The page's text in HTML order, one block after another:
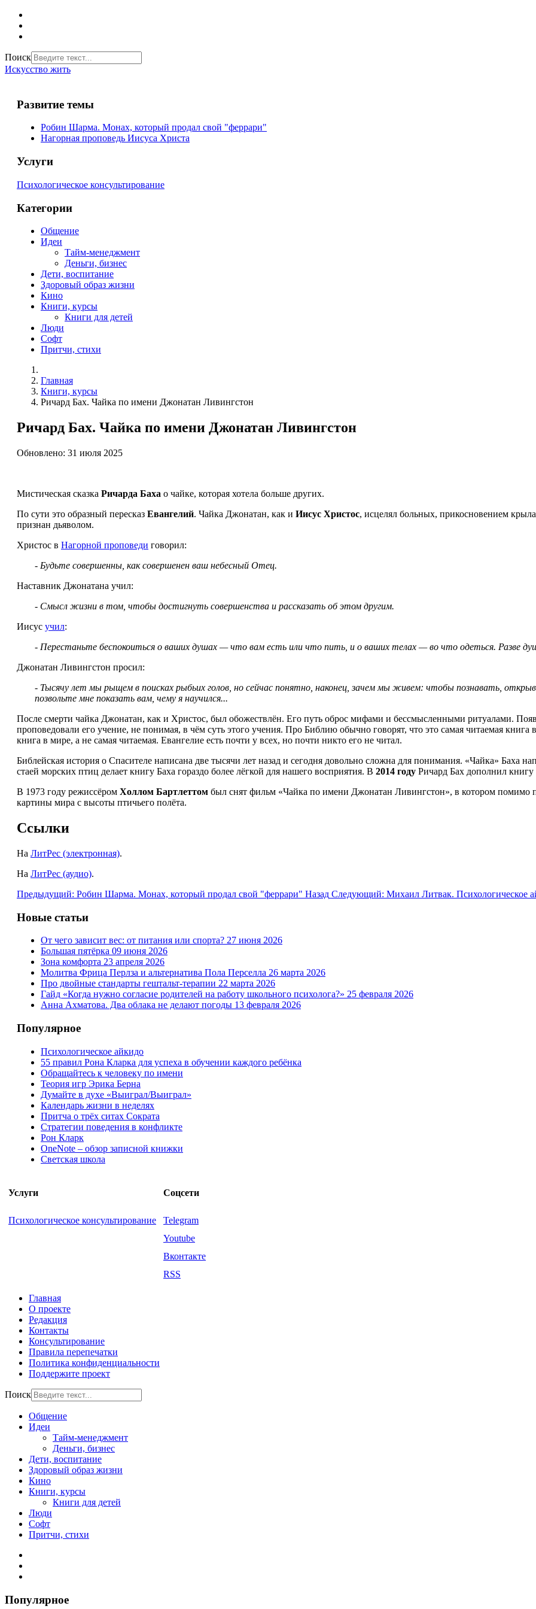
Поиск
Искусство жить
Развитие темы
Робин Шарма. Монах, который продал свой "феррари"
Нагорная проповедь Иисуса Христа
Услуги
Психологическое консультирование
Категории
Общение
Идеи
Тайм-менеджмент
Деньги, бизнес
Дети, воспитание
Здоровый образ жизни
Кино
Книги, курсы
Книги для детей
Люди
Софт
Притчи, стихи
Главная
Книги, курсы
Ричард Бах. Чайка по имени Джонатан Ливингстон
Ричард Бах. Чайка по имени Джонатан Ливингстон
Обновлено: 31 июля 2025
Мистическая сказка Ричарда Баха о чайке, которая хотела больше других.
По сути это образный пересказ Евангелий. Чайка Джонатан, как и Иисус Христос, исцелял больных, прикосновением
признан дьяволом.
Христос в Нагорной проповеди говорил:
- Будьте совершенны, как совершенен ваш небесный Отец.
Наставник Джонатана учил:
- Смысл жизни в том, чтобы достигнуть совершенства и рассказать об этом другим.
Иисус учил:
- Перестаньте беспокоиться о ваших душах — что вам есть или что пить, и о ваших телах — во что одеться. Разве
Джонатан Ливингстон просил:
- Тысячу лет мы рыщем в поисках рыбьих голов, но сейчас понятно, наконец, зачем мы живем: чтобы познавать,
позвольте мне показать вам, чему я научился...
После смерти чайка Джонатан, как и Христос, был обожествлён. Его путь оброс мифами и бессмысленными ритуалами.
проповедовали его учение, не понимая, в чём суть этого учения. Про Библию обычно говорят, что это самая читаемая
книга в мире, а не самая читаемая. Евангелие есть почти у всех, но почти никто его не читал.
Библейская история о Спасителе написана две тысячи лет назад и сегодня довольно сложна для понимания. «Чайка» Баха
стаей морских птиц делает книгу Баха гораздо более лёгкой для нашего восприятия. В 2014 году Ричард Бах дополнил книгу
В 1973 году режиссёром Холлом Бартлеттом был снят фильм «Чайка по имени Джонатан Ливингстон», в котором помимо
картины мира с высоты птичьего полёта.
Ссылки
На ЛитРес (электронная).
На ЛитРес (аудио).
Предыдущий: Робин Шарма. Монах, который продал свой "феррари" Назад Следующий: Михаил Литвак. Психологическое
Новые статьи
От чего зависит вес: от питания или спорта? 27 июня 2026
Большая пятёрка 09 июня 2026
Зона комфорта 23 апреля 2026
Молитва Фрица Перлза и альтернатива Пола Перселла 26 марта 2026
Про двойные стандарты гештальт-терапии 22 марта 2026
Гайд «Когда нужно согласие родителей на работу школьного психолога?» 25 февраля 2026
Анна Ахматова. Два облака не делают погоды 13 февраля 2026
Популярное
Психологическое айкидо
55 правил Рона Кларка для успеха в обучении каждого ребёнка
Обращайтесь к человеку по имени
Теория игр Эрика Берна
Думайте в духе «Выиграл/Выиграл»
Календарь жизни в неделях
Притча о трёх ситах Сократа
Стратегии поведения в конфликте
Рон Кларк
OneNote – обзор записной книжки
Светская школа
Услуги Соцсети
Психологическое консультирование
Telegram
Youtube
Вконтакте
RSS
Главная
О проекте
Редакция
Контакты
Консультирование
Правила перепечатки
Политика конфиденциальности
Поддержите проект
Поиск
Общение
Идеи
Тайм-менеджмент
Деньги, бизнес
Дети, воспитание
Здоровый образ жизни
Кино
Книги, курсы
Книги для детей
Люди
Софт
Притчи, стихи
Популярное